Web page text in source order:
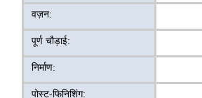
वज़न:
पूर्ण चौड़ाई:
निर्माण:
पोस्ट-फिनिशिंग: